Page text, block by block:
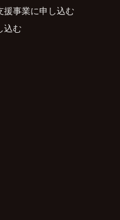
事業に申し込む
込む